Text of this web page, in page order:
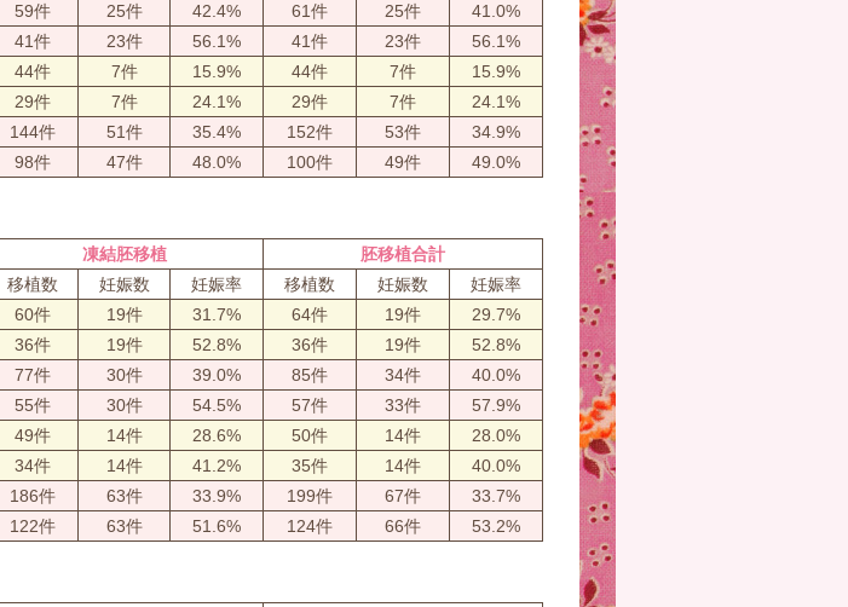
59件 25件 42.4% 61件 25件
41.0%
41件 23件 56.1% 41件 23件 56.1%
44件 7件 15.9% 44件 7件
15.9%
29件 7件 24.1% 29件 7件 24.1%
144件 51件 35.4% 152件 53件
34.9%
98件 47件 48.0% 100件 49件 49.0%
凍結胚移植
胚移植合計
移植数 妊娠数 妊娠率 移植数 妊娠数 妊娠率
60件 19件 31.7% 64件 19件
29.7%
36件 19件 52.8% 36件 19件 52.8%
77件 30件 39.0% 85件 34件
40.0%
55件 30件 54.5% 57件 33件 57.9%
49件 14件 28.6% 50件 14件
28.0%
34件 14件 41.2% 35件 14件 40.0%
186件 63件 33.9% 199件 67件
33.7%
122件 63件 51.6% 124件 66件 53.2%